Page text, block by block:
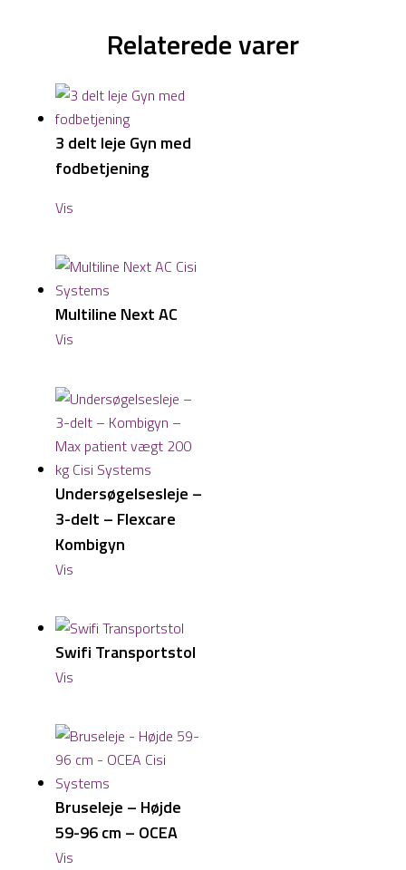
Relaterede varer
3 delt leje Gyn med
fodbetjening
Vis
Multiline Next AC
Vis
Undersøgelsesleje –
3-delt – Flexcare
Kombigyn
Vis
Swifi Transportstol
Vis
Bruseleje – Højde
59-96 cm – OCEA
Vis